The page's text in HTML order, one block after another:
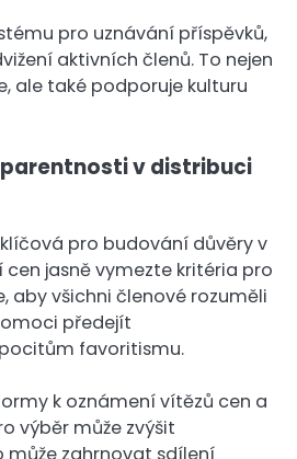
pro uznávání příspěvků,
aktivních členů. To nejen
ale také podporuje kulturu
v distribuci
pro budování důvěry v
cen jasně vymezte kritéria pro
aby všichni členové rozuměli
předejít
favoritismu.
k oznámení vítězů cen a
výběr může zvýšit